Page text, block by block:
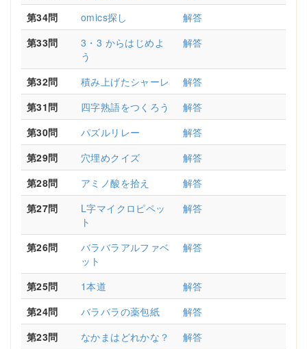
第34問
omics探し
解答
第33問
3・3 からはじめよ
う
解答
第32問 積み上げたシャーレ
解答
第31問
四字熟語をつくろう
解答
第30問
パズルリレー
解答
第29問
穴埋めクイズ
解答
第28問
アミノ酸を拾え
解答
第27問
L字マイクロピペッ
ト
解答
第26問
バラバラアルファベ
ット
解答
第25問 1本道
解答
第24問
バラバラの薬包紙
解答
第23問
なかまはどれかな？
解答